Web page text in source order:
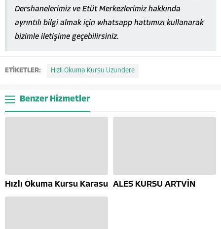
Dershanelerimiz ve Etüt Merkezlerimiz hakkında
ayrıntılı bilgi almak için whatsapp hattımızı kullanarak
bizimle iletişime geçebilirsiniz.
ETİKETLER: Hızlı Okuma Kursu Uzundere
Benzer Hizmetler
Hızlı Okuma Kursu Karasu ALES KURSU ARTVİN